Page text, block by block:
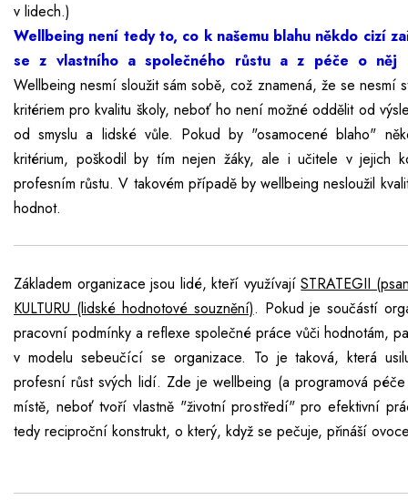
v lidech.)
Wellbeing není tedy to, co k našemu blahu někdo cizí
se z vlastního a společného růstu a z péče o něj
Wellbeing nesmí sloužit sám sobě, což znamená, že se nesmí
kritériem pro kvalitu školy, neboť ho není možné oddělit od
od smyslu a lidské vůle. Pokud by "osamocené blaho"
kritérium, poškodil by tím nejen žáky, ale i učitele v jejich
profesním růstu. V takovém případě by wellbeing nesloužil
hodnot.
Základem organizace jsou lidé, kteří využívajíSTRATEGII
KULTURU (lidské hodnotové souznění). Pokud je součástí
pracovní podmínky a reflexe společné práce vůči hodnotám,
v modelu sebeučící se organizace. To je taková, která
profesní růst svých lidí. Zde je wellbeing (a programová
místě, neboť tvoří vlastně "životní prostředí" pro efektivní
tedy reciproční konstrukt, o který, když se pečuje, přináší